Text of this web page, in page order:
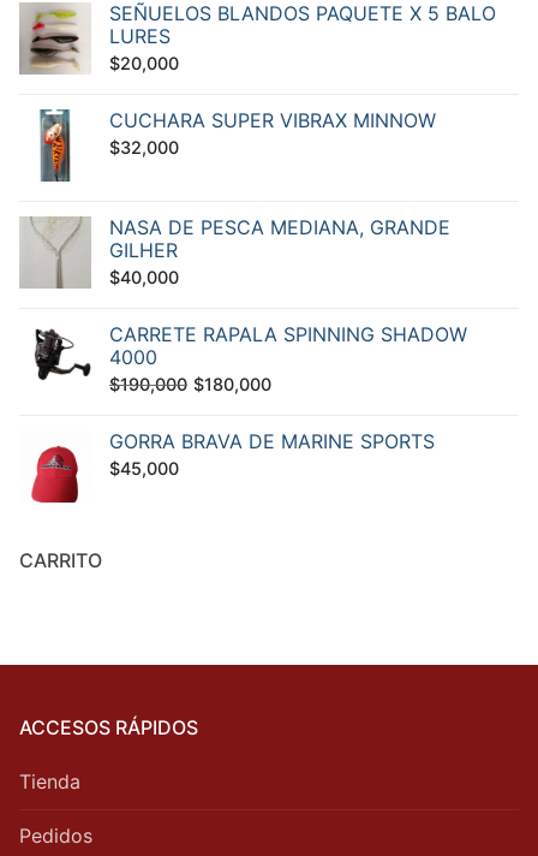
SEÑUELOS BLANDOS PAQUETE X 5 BALO
LURES
$20,000
CUCHARA SUPER VIBRAX MINNOW
$32,000
NASA DE PESCA MEDIANA, GRANDE
GILHER
$40,000
CARRETE RAPALA SPINNING SHADOW
4000
$190,000 El
original
$180,000El
actual
GORRA BRAVA DE MARINE SPORTS
$45,000
CARRITO
ACCESOS RÁPIDOS
Tienda
Pedidos